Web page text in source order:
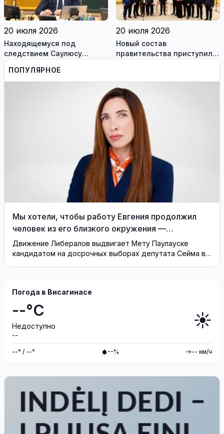
20 июля 2026
Находящемуся под
следствием Саулюсу
Сквернялису временно
разрешили выехать за
границу
20 июля 2026
Новый состав
правительства приступил к
ПОПУЛЯРНОЕ
Мы хотели, чтобы работу Евгения продолжил
человек из его близкого окружения —
Висагинское отделение Либерального движения
Движение Либералов выдвигает Мету Паулауске
кандидатом на досрочных выборах депутата Сейма в
Погода в Висагинасе
--°C
Недоступно
--
☀️
--° / --° --% -- км/ч